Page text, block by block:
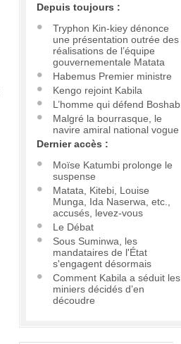
Depuis toujours :
Tryphon Kin-kiey dénonce
une présentation outrée des
réalisations de l’équipe
gouvernementale Matata
Habemus Premier ministre
Kengo rejoint Kabila
L’homme qui défend Boshab
Malgré la bourrasque, le
navire amiral national vogue
Dernier accès :
Moïse Katumbi prolonge le
suspense
Matata, Kitebi, Louise
Munga, Ida Naserwa, etc.,
accusés, levez-vous
Le Débat
Sous Suminwa, les
mandataires de l'État
s'engagent désormais
Comment Kabila a séduit les
miniers décidés d’en
découdre